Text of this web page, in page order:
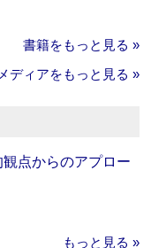
書籍をもっと見る »
ディアをもっと見る »
点からのアプロー
もっと見る »